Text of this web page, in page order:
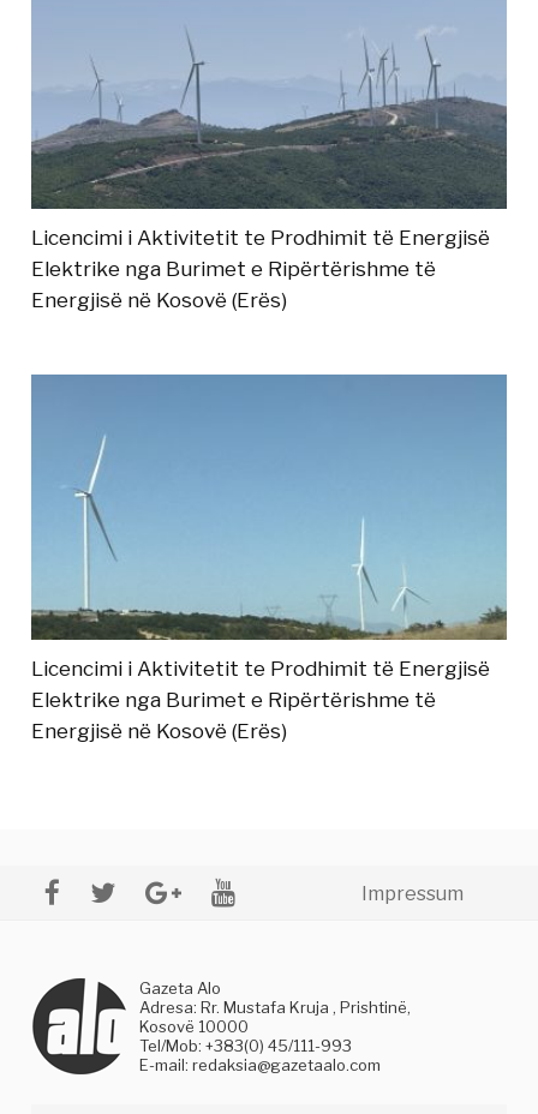
Licencimi i Aktivitetit te Prodhimit të Energjisë
Elektrike nga Burimet e Ripërtërishme të
Energjisë në Kosovë (Erës)
Licencimi i Aktivitetit te Prodhimit të Energjisë
Elektrike nga Burimet e Ripërtërishme të
Energjisë në Kosovë (Erës)
Impressum
Gazeta Alo
Adresa: Rr. Mustafa Kruja , Prishtinë,
Kosovë 10000
Tel/Mob: +383(0) 45/111-993
E-mail:redaksia@gazetaalo.com